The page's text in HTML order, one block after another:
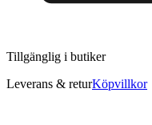
Tillgänglig i butiker
Leverans & returKöpvillkor